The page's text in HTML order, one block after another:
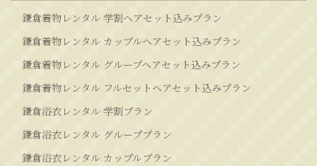
鎌倉着物レンタル 学割ヘアセット込みプラン
鎌倉着物レンタル カップルヘアセット込みプラン
鎌倉着物レンタル グループヘアセット込みプラン
鎌倉着物レンタル フルセットヘアセット込みプラン
鎌倉浴衣レンタル 学割プラン
鎌倉浴衣レンタル グループプラン
鎌倉浴衣レンタル カップルプラン